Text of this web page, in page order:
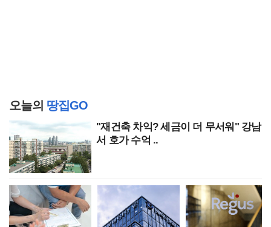
오늘의 땅집GO
"재건축 차익? 세금이 더 무서워" 강남
서 호가 수억 ..